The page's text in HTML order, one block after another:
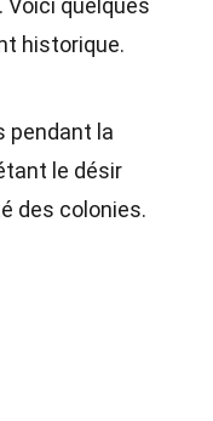
Voici quelques
historique.
pendant la
le désir
des colonies.